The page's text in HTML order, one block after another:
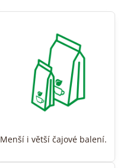
Menší i větší čajové balení.